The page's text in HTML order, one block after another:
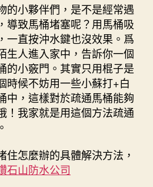
的小夥伴們，是不是經常遇
導致馬桶堵塞呢？用馬桶吸
一直按沖水鍵也沒效果。爲
生人進入家中，告訴你一個
的小竅門。其實只用棍子是
時候不妨用一些小蘇打+白
中，這樣對於疏通馬桶能夠
！我家就是用這個方法疏通
住怎麼辦的具體解決方法，
石山防水公司